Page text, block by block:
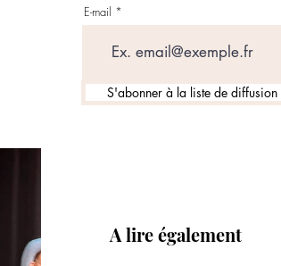
E-mail
S'abonner à la liste de diffusion
A lire également